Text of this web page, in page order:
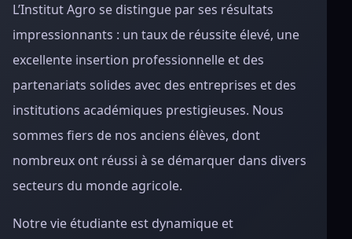
L’Institut Agro se distingue par ses résultats
impressionnants : un taux de réussite élevé, une
excellente insertion professionnelle et des
partenariats solides avec des entreprises et des
institutions académiques prestigieuses. Nous
sommes fiers de nos anciens élèves, dont
nombreux ont réussi à se démarquer dans divers
secteurs du monde agricole.
Notre vie étudiante est dynamique et